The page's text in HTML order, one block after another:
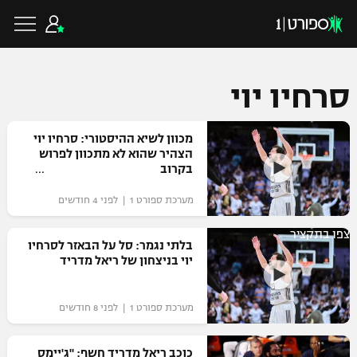
כדורגל ישראלי
ליגת העל
גביע הטוטו
ליגיונרים
גביע המדינה
כדורגל עולמי
ליגת האלופות
ליגה אירופית
ליגה אנגלית
כדורסל ישראלי
ליגת ווינר סל
ליגה לאומית
כדורסל עולמי
NBA
סרחיו יוי
מכוון לשיא ההיסטורי: סרחיו יוי
הצהיר שהוא לא מתכוון לפרוש
בקרוב
מערכת ספורט 1 | לפני 4 חודשים
צפו בתקציר
בלתי נגמר: סל על הבאזר לסרחיו
יוי בניצחון של ריאל מדריד
מערכת ספורט 1 | לפני 8 חודשים
כוכב ריאל מדריד חשף: "ג'יימס